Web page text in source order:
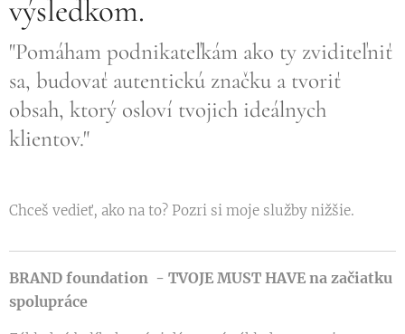
výsledkom.
"Pomáham podnikateľkám ako ty zviditeľniť
sa, budovať autentickú značku a tvoriť
obsah, ktorý osloví tvojich ideálnych
klientov."
Chceš vedieť, ako na to? Pozri si moje služby nižšie.
BRAND foundation - TVOJE MUST HAVE na začiatku
spolupráce